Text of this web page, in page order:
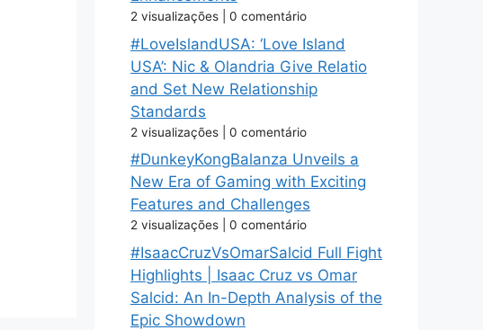
2 visualizações 0 comentário
#LoveIslandUSA: ‘Love Island
USA’: Nic & Olandria Give Relatio
and Set New Relationship
Standards
2 visualizações 0 comentário
#DunkeyKongBalanza Unveils a
New Era of Gaming with Exciting
Features and Challenges
2 visualizações 0 comentário
#IsaacCruzVsOmarSalcid Full Fight
Highlights | Isaac Cruz vs Omar
Salcid: An In-Depth Analysis of the
Epic Showdown